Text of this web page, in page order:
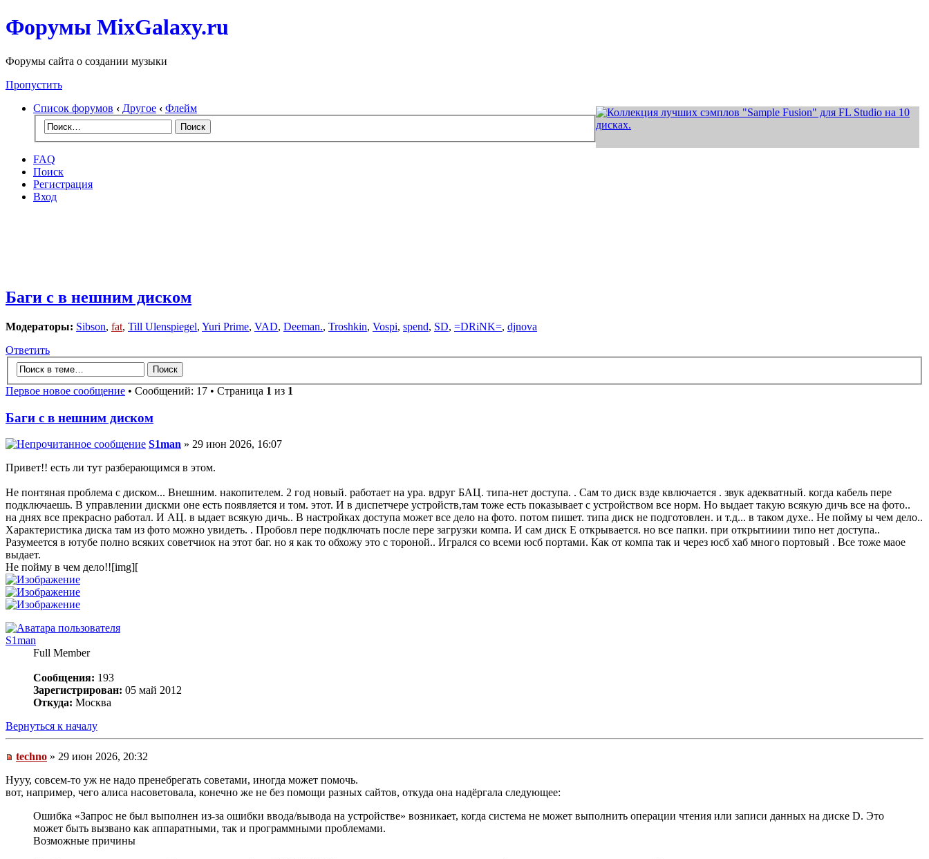
Форумы MixGalaxy.ru
Форумы сайта о создании музыки
Пропустить
Список форумов ‹ Другое ‹ Флейм
FAQ
Поиск
Регистрация
Вход
Баги с в нешним диском
Модераторы: Sibson, fat, Till Ulenspiegel, Yuri Prime, VAD, Deeman., Troshkin, Vospi, spend, SD, =DRiNK=, djnova
Ответить
Первое новое сообщение • Сообщений: 17 • Страница 1 из 1
Баги с в нешним диском
S1man » 29 июн 2026, 16:07
Привет!! есть ли тут разберающимся в этом.
Не понтяная проблема с диском... Внешним. накопителем. 2 год новый. работает на ура. вдруг БАЦ. типа-нет доступа. . Сам то диск взде квлючается . звук адекватный. когда кабель пере
подключаешь. В управлении дискми оне есть появляется и том. этот. И в диспетчере устройств,там тоже есть показывает с устройством все норм. Но выдает такую всякую дичь все на фото..
на днях все прекрасно работал. И АЦ. в ыдает всякую дичь.. В настройках доступа может все дело на фото. потом пишет. типа диск не подготовлен. и т.д... в таком духе.. Не пойму ы чем дело..
Характеристика диска там из фото можно увидеть. . Пробовл пере подключать после пере загрузки компа. И сам диск Е открывается. но все папки. при открытииии типо нет доступа..
Разумеется в ютубе полно всяких советчиок на этот баг. но я как то обхожу это с тороной.. Игрался со всеми юсб портами. Как от компа так и через юсб хаб много портовый . Все тоже маое
выдает.
Не пойму в чем дело!![img][
S1man
Full Member
Сообщения: 193
Зарегистрирован: 05 май 2012
Откуда: Москва
Вернуться к началу
techno » 29 июн 2026, 20:32
Нууу, совсем-то уж не надо пренебрегать советами, иногда может помочь.
вот, например, чего алиса насоветовала, конечно же не без помощи разных сайтов, откуда она надёргала следующее:
Ошибка «Запрос не был выполнен из-за ошибки ввода/вывода на устройстве» возникает, когда система не может выполнить операции чтения или записи данных на диске D. Это
может быть вызвано как аппаратными, так и программными проблемами.
Возможные причины